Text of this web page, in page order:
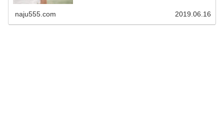
naju555.com 2019.06.16